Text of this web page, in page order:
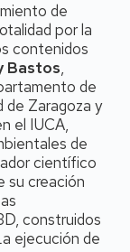
de
por la
contenidos
Bastos,
de
de Zaragoza y
el IUCA,
de
científico
su creación
construidos
ejecución de